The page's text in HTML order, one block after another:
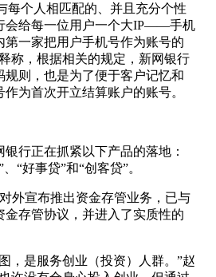
个人相匹配的、并且充分个性
会给每一位用户一个大IP——手机
一家把用户手机号作为账号的
称，根据相关的规定，新网银行
则，也是为了便于客户记忆和
为首次开立结算账户的账号。
行正在抓紧以下产品的落地：
“好事贷”和“创客贷”。
宣布推出资金存管业务，已与
金存管协议，并进入了实质性的
是服务创业（投资）人群。”赵